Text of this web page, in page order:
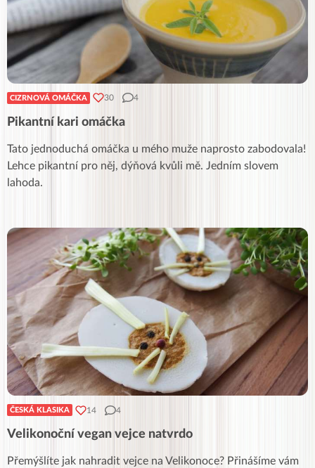
CIZRNOVÁ OMÁČKA 30 4
Pikantní kari omáčka
Tato jednoduchá omáčka u mého muže naprosto zabodovala!
Lehce pikantní pro něj, dýňová kvůli mě. Jedním slovem
lahoda.
ČESKÁ KLASIKA 14 4
Velikonoční vegan vejce natvrdo
Přemýšlíte jak nahradit vejce na Velikonoce? Přinášíme vám